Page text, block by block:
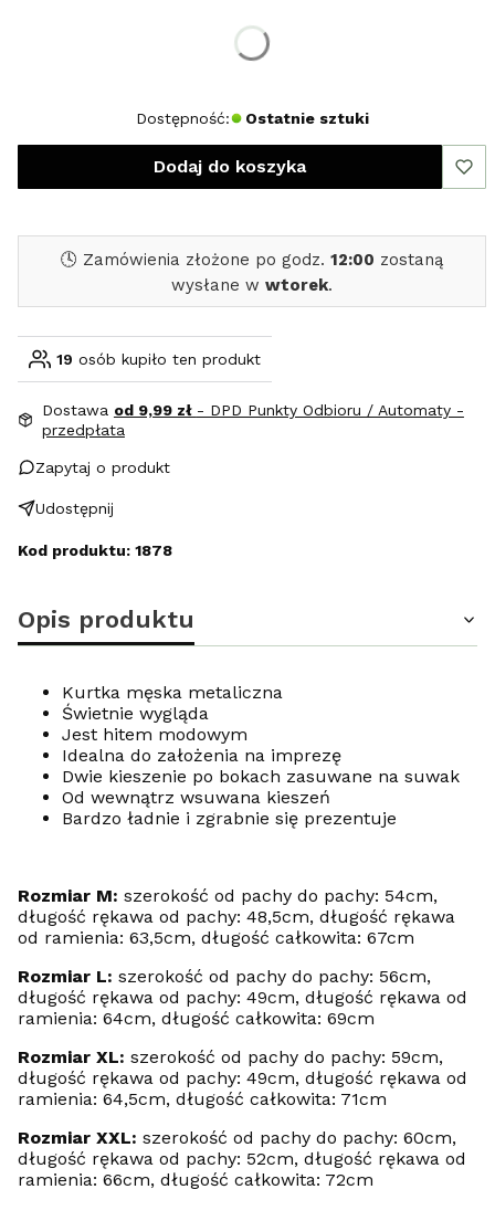
Dostępność: Ostatnie sztuki
Dodaj do koszyka
🕓 Zamówienia złożone po godz. 12:00 zostaną
wysłane w wtorek.
19 osób kupiło ten produkt
Dostawa od 9,99 zł - DPD Punkty Odbioru / Automaty -
przedpłata
Zapytaj o produkt
Udostępnij
Kod produktu: 1878
Opis produktu
Kurtka męska metaliczna
Świetnie wygląda
Jest hitem modowym
Idealna do założenia na imprezę
Dwie kieszenie po bokach zasuwane na suwak
Od wewnątrz wsuwana kieszeń
Bardzo ładnie i zgrabnie się prezentuje
Rozmiar M: szerokość od pachy do pachy: 54cm,
długość rękawa od pachy: 48,5cm, długość rękawa
od ramienia: 63,5cm, długość całkowita: 67cm
Rozmiar L: szerokość od pachy do pachy: 56cm,
długość rękawa od pachy: 49cm, długość rękawa od
ramienia: 64cm, długość całkowita: 69cm
Rozmiar XL: szerokość od pachy do pachy: 59cm,
długość rękawa od pachy: 49cm, długość rękawa od
ramienia: 64,5cm, długość całkowita: 71cm
Rozmiar XXL: szerokość od pachy do pachy: 60cm,
długość rękawa od pachy: 52cm, długość rękawa od
ramienia: 66cm, długość całkowita: 72cm